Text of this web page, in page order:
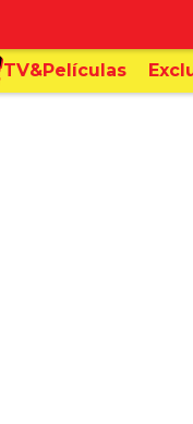
TV&Películas